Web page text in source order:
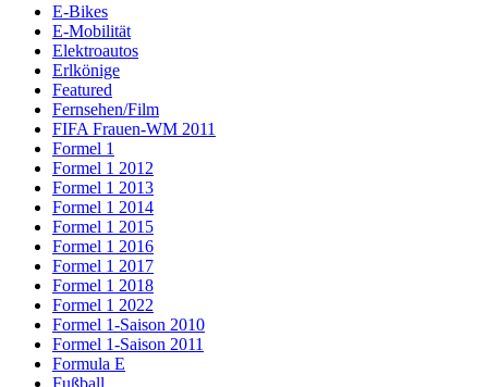
E-Bikes
E-Mobilität
Elektroautos
Erlkönige
Featured
Fernsehen/Film
FIFA Frauen-WM 2011
Formel 1
Formel 1 2012
Formel 1 2013
Formel 1 2014
Formel 1 2015
Formel 1 2016
Formel 1 2017
Formel 1 2018
Formel 1 2022
Formel 1-Saison 2010
Formel 1-Saison 2011
Formula E
Fußball